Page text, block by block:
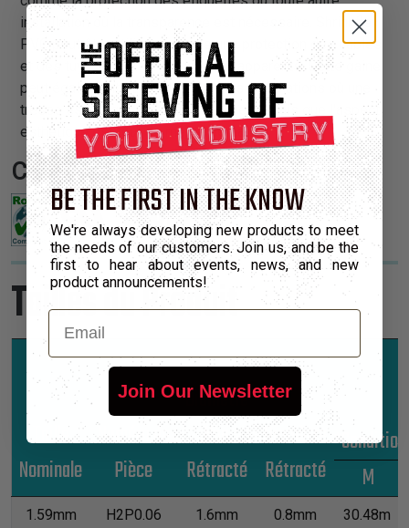
installation où la transparence est nécessaire. Shrinkflex
PVC peut être utilisée comme une protection des câbles
et des tuyaux, tout en les laissant apparents. Cette gaine
peut également être utiles pour les installations où une
tresse esthétique doit être recouverte mais que l'aspect
esthétique est tout de même demandé.
Certifications:
Tailles du Produit
Taille
Nominale
Numéro de
Pièce
Diamètre
Non
Rétracté
Diamètre
Rétracté
M
1.59mm H2P0.06 1.6mm 0.8mm 30.48m
BE THE FIRST IN THE KNOW
We're always developing new products to meet
the needs of our customers. Join us, and be the
first to hear about events, news, and new
product announcements!
Email
Join Our Newsletter